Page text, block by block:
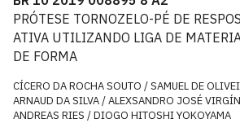
PRÓTESE TORNOZELO-PÉ DE
ATIVA UTILIZANDO LIGA DE
DE FORMA
CÍCERO DA ROCHA SOUTO / SAMUEL DE
ARNAUD DA SILVA / ALEXSANDRO JOSÉ
ANDREAS RIES / DIOGO HITOSHI YOKOYAMA